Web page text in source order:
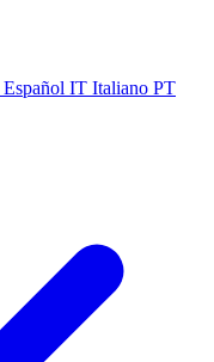
Español IT Italiano PT